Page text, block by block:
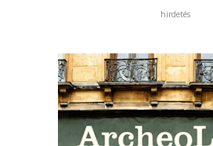
hirdetés